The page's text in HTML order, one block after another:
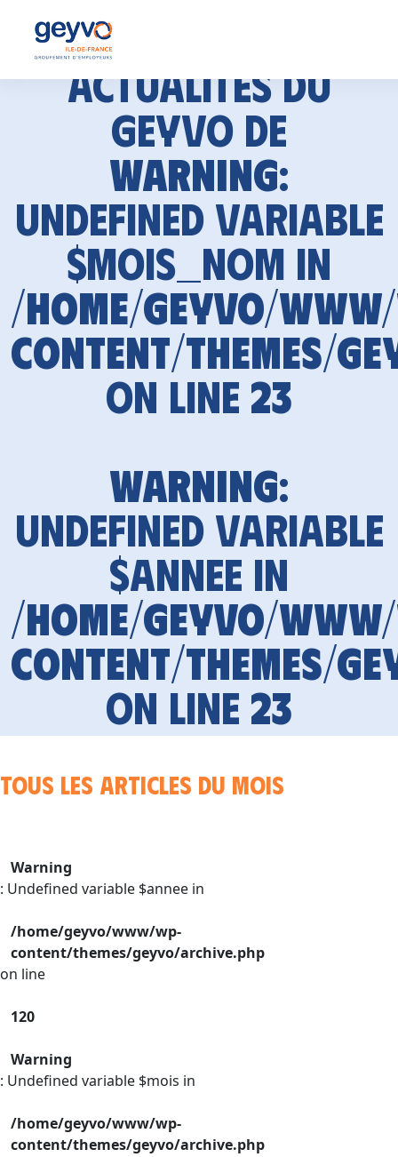
Actualités du
GEYVO de
Warning:
Undefined variable
$mois_nom in
/home/geyvo/
content/themes/
on line 23
Warning:
Undefined variable
$annee in
/home/geyvo/
content/themes/
on line 23
Tous les articles du mois
Warning
: Undefined variable $annee in
/home/geyvo/www/wp-
content/themes/geyvo/archive.php
on line
120
Warning
: Undefined variable $mois in
/home/geyvo/www/wp-
content/themes/geyvo/archive.php